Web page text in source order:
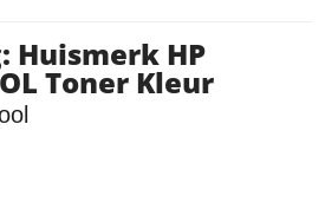
Huismerk HP
Toner Kleur